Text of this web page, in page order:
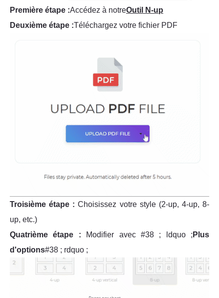
Première étape :Accédez à notreOutil N-up
Deuxième étape :Téléchargez votre fichier PDF
Troisième étape : Choisissez votre style (2-up, 4-up, 8-
up, etc.)
Quatrième étape : Modifier avec #38 ; ldquo ; Plus
d'options#38 ; rdquo ;